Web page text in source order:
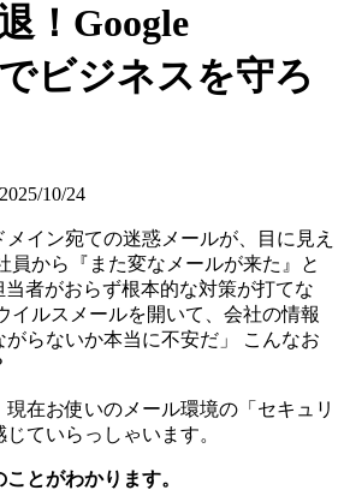
！Google
ビジネスを守ろ
2025/10/24
メイン宛ての迷惑メールが、目に見え
から『また変なメールが来た』と
者がおらず根本的な対策が打てな
イルスメールを開いて、会社の情報
らないか本当に不安だ」 こんなお
在お使いのメール環境の「セキュリ
ていらっしゃいます。
とがわかります。